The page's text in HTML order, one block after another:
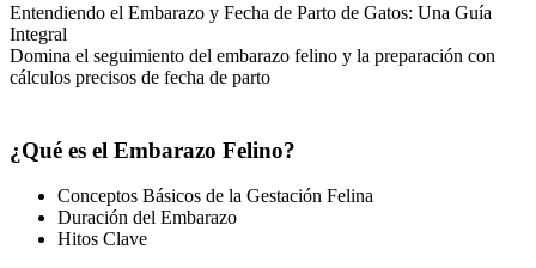
Entendiendo el Embarazo y Fecha de Parto de Gatos: Una Guía
Integral
Domina el seguimiento del embarazo felino y la preparación con
cálculos precisos de fecha de parto
¿Qué es el Embarazo Felino?
Conceptos Básicos de la Gestación Felina
Duración del Embarazo
Hitos Clave